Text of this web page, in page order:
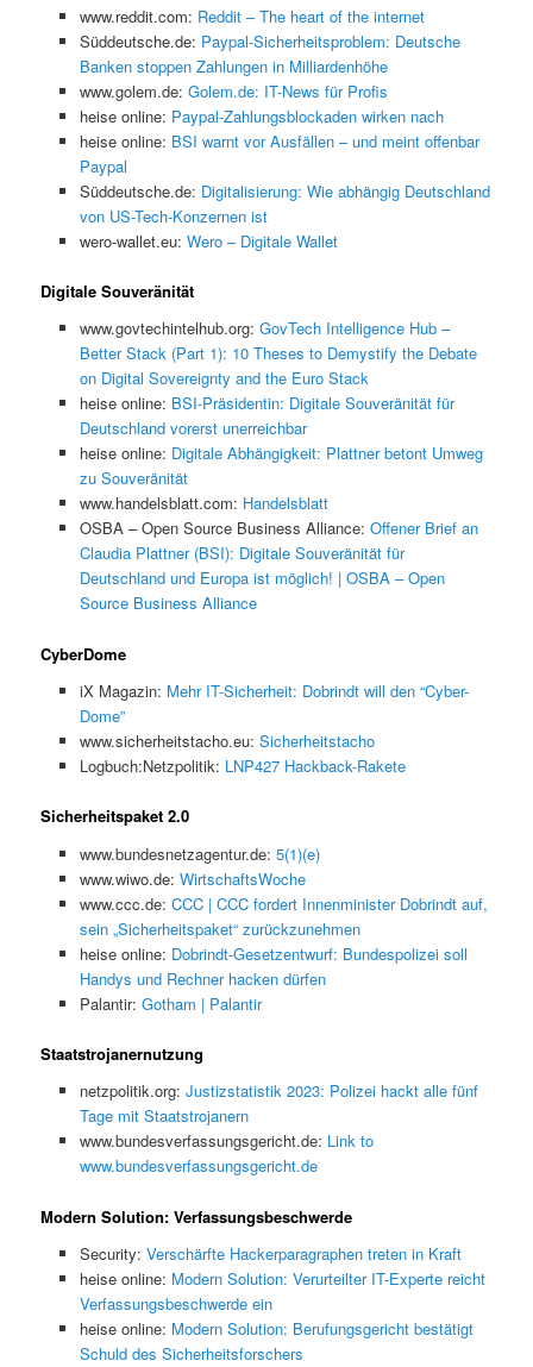
www.reddit.com: Reddit – The heart of the internet
Süddeutsche.de: Paypal-Sicherheitsproblem: Deutsche
Banken stoppen Zahlungen in Milliardenhöhe
www.golem.de: Golem.de: IT-News für Profis
heise online: Paypal-Zahlungsblockaden wirken nach
heise online: BSI warnt vor Ausfällen – und meint offenbar
Paypal
Süddeutsche.de: Digitalisierung: Wie abhängig Deutschland
von US-Tech-Konzernen ist
wero-wallet.eu: Wero – Digitale Wallet
Digitale Souveränität
www.govtechintelhub.org: GovTech Intelligence Hub –
Better Stack (Part 1): 10 Theses to Demystify the Debate
on Digital Sovereignty and the Euro Stack
heise online: BSI-Präsidentin: Digitale Souveränität für
Deutschland vorerst unerreichbar
heise online: Digitale Abhängigkeit: Plattner betont Umweg
zu Souveränität
www.handelsblatt.com: Handelsblatt
OSBA – Open Source Business Alliance: Offener Brief an
Claudia Plattner (BSI): Digitale Souveränität für
Deutschland und Europa ist möglich! | OSBA – Open
Source Business Alliance
CyberDome
iX Magazin: Mehr IT-Sicherheit: Dobrindt will den “Cyber-
Dome”
www.sicherheitstacho.eu: Sicherheitstacho
Logbuch:Netzpolitik: LNP427 Hackback-Rakete
Sicherheitspaket 2.0
www.bundesnetzagentur.de: 5(1)(e)
www.wiwo.de: WirtschaftsWoche
www.ccc.de: CCC | CCC fordert Innenminister Dobrindt auf,
sein „Sicherheitspaket“ zurückzunehmen
heise online: Dobrindt-Gesetzentwurf: Bundespolizei soll
Handys und Rechner hacken dürfen
Palantir: Gotham | Palantir
Staatstrojanernutzung
netzpolitik.org: Justizstatistik 2023: Polizei hackt alle fünf
Tage mit Staatstrojanern
www.bundesverfassungsgericht.de: Link to
www.bundesverfassungsgericht.de
Modern Solution: Verfassungsbeschwerde
Security: Verschärfte Hackerparagraphen treten in Kraft
heise online: Modern Solution: Verurteilter IT-Experte reicht
Verfassungsbeschwerde ein
heise online: Modern Solution: Berufungsgericht bestätigt
Schuld des Sicherheitsforschers